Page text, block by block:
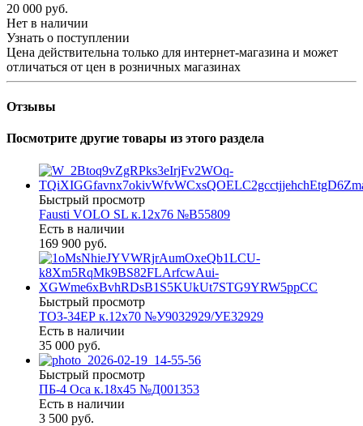
20 000 руб.
Нет в наличии
Узнать о поступлении
Цена действительна только для интернет-магазина и может
отличаться от цен в розничных магазинах
Отзывы
Посмотрите другие товары из этого раздела
Быстрый просмотр
Fausti VOLO SL к.12х76 №В55809
Есть в наличии
169 900 руб.
Быстрый просмотр
ТОЗ-34ЕР к.12х70 №У9032929/УЕ32929
Есть в наличии
35 000 руб.
Быстрый просмотр
ПБ-4 Оса к.18х45 №Д001353
Есть в наличии
3 500 руб.